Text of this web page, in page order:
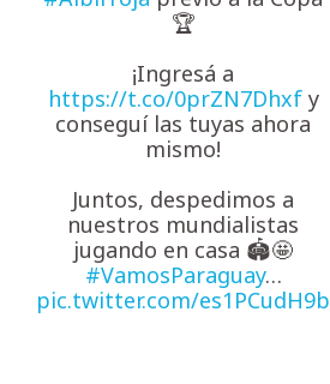
🏆
¡Ingresá a
https://t.co/0prZN7Dhxfy
conseguí las tuyas ahora
mismo!
Juntos, despedimos a
nuestros mundialistas
jugando en casa 🏟🤩
#VamosParaguay…
pic.twitter.com/es1PCudH9b